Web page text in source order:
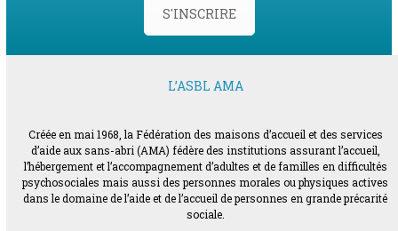
S'INSCRIRE
L’ASBL AMA
Créée en mai 1968, la Fédération des maisons d’accueil et des services
d’aide aux sans-abri (AMA) fédère des institutions assurant l’accueil,
l’hébergement et l’accompagnement d’adultes et de familles en difficultés
psychosociales mais aussi des personnes morales ou physiques actives
dans le domaine de l’aide et de l’accueil de personnes en grande précarité
sociale.